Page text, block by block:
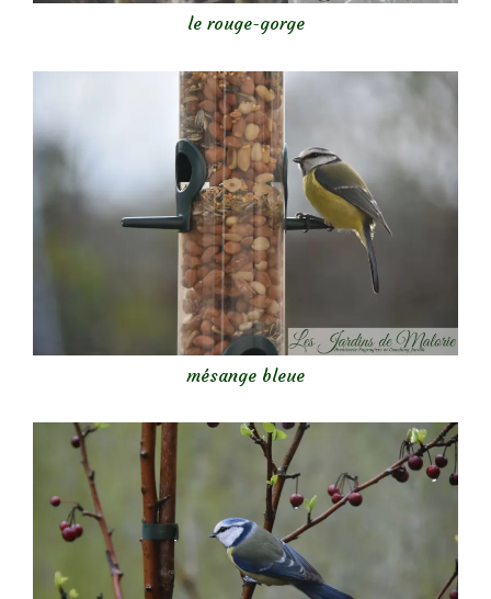
le rouge-gorge
mésange bleue